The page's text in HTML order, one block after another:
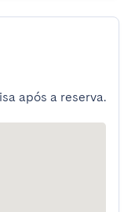
após a reserva.